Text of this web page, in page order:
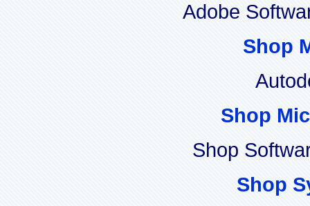
Adobe
Shop
Shop
Shop
Shop